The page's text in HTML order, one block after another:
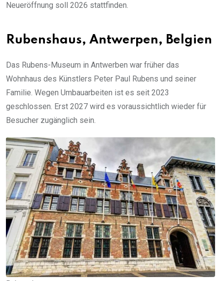
Neueröffnung soll 2026 stattfinden.
Rubenshaus, Antwerpen, Belgien
Das Rubens-Museum in Antwerben war früher das
Wohnhaus des Künstlers Peter Paul Rubens und seiner
Familie. Wegen Umbauarbeiten ist es seit 2023
geschlossen. Erst 2027 wird es voraussichtlich wieder für
Besucher zugänglich sein.